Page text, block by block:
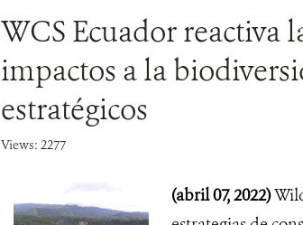
WCS Ecuador reactiva
impactos a la
estratégicos
Views: 2277
(abril 07, 2022)